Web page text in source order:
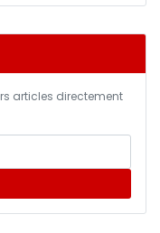
articles directement